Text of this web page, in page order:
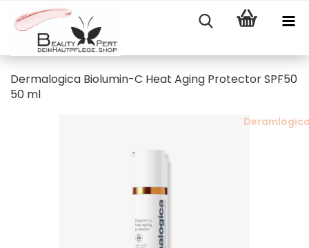
Dermalogica Biolumin-C Heat Aging Protector SPF50
50 ml